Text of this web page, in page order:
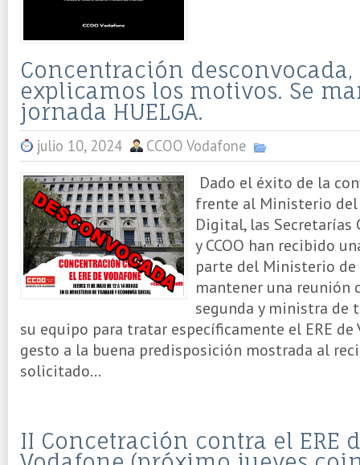
Concentración desconvocada,
explicamos los motivos. Se
jornada HUELGA.
julio 10, 2024 CCOO Vodafone
Dado el éxito de la
frente al Ministerio
Digital, las Secretarías
y CCOO han recibido
parte del Ministerio de
mantener una reunión
segunda y ministra de
su equipo para tratar específicamente el ERE de
gesto a la buena predisposición mostrada al
solicitado...
II Concetración contra el ERE